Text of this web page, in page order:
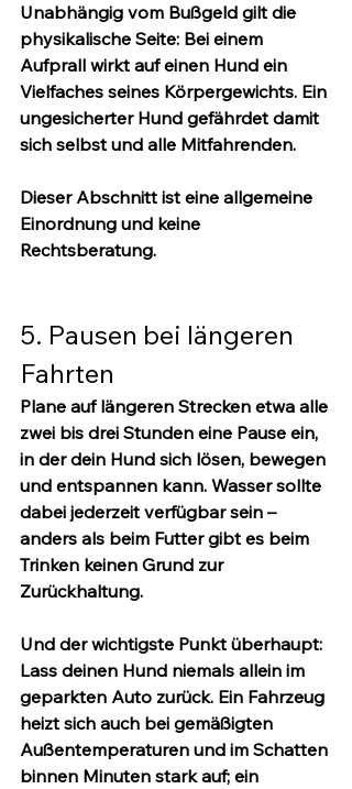
Unabhängig vom Bußgeld gilt die
physikalische Seite: Bei einem
Aufprall wirkt auf einen Hund ein
Vielfaches seines Körpergewichts. Ein
ungesicherter Hund gefährdet damit
sich selbst und alle Mitfahrenden.
Dieser Abschnitt ist eine allgemeine
Einordnung und keine
Rechtsberatung.
5. Pausen bei längeren
Fahrten
Plane auf längeren Strecken etwa alle
zwei bis drei Stunden eine Pause ein,
in der dein Hund sich lösen, bewegen
und entspannen kann. Wasser sollte
dabei jederzeit verfügbar sein –
anders als beim Futter gibt es beim
Trinken keinen Grund zur
Zurückhaltung.
Und der wichtigste Punkt überhaupt:
Lass deinen Hund niemals allein im
geparkten Auto zurück. Ein Fahrzeug
heizt sich auch bei gemäßigten
Außentemperaturen und im Schatten
binnen Minuten stark auf; ein